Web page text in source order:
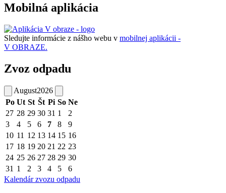
Mobilná aplikácia
Sledujte informácie z nášho webu v mobilnej aplikácii -
V OBRAZE.
Zvoz odpadu
August2026
Po Ut St Št Pi So Ne
27 28 29 30 31 1
2
3
4 5 6 7 8
9
10 11 12 13 14 15 16
17 18 19 20 21 22 23
24 25 26 27 28 29 30
31 1 2 3 4 5
6
Kalendár zvozu odpadu